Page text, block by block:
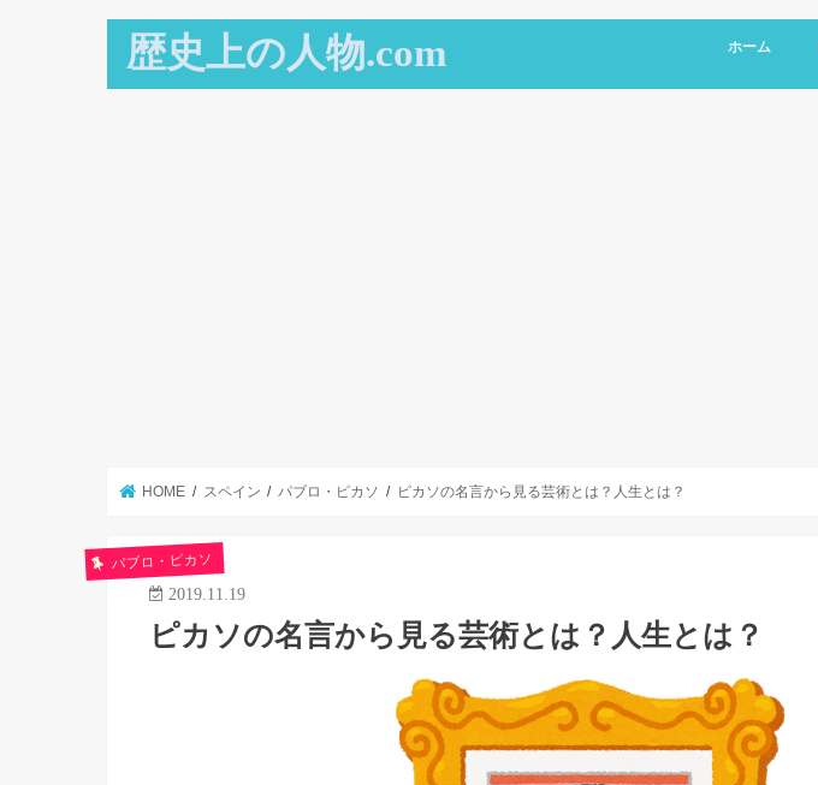
歴史上の人物.com ホーム
HOME スペイン パブロ・ピカソ ピカソの名言から見る芸術とは？人生とは？
パブロ・ピカソ
2019.11.19
ピカソの名言から見る芸術とは？人生とは？